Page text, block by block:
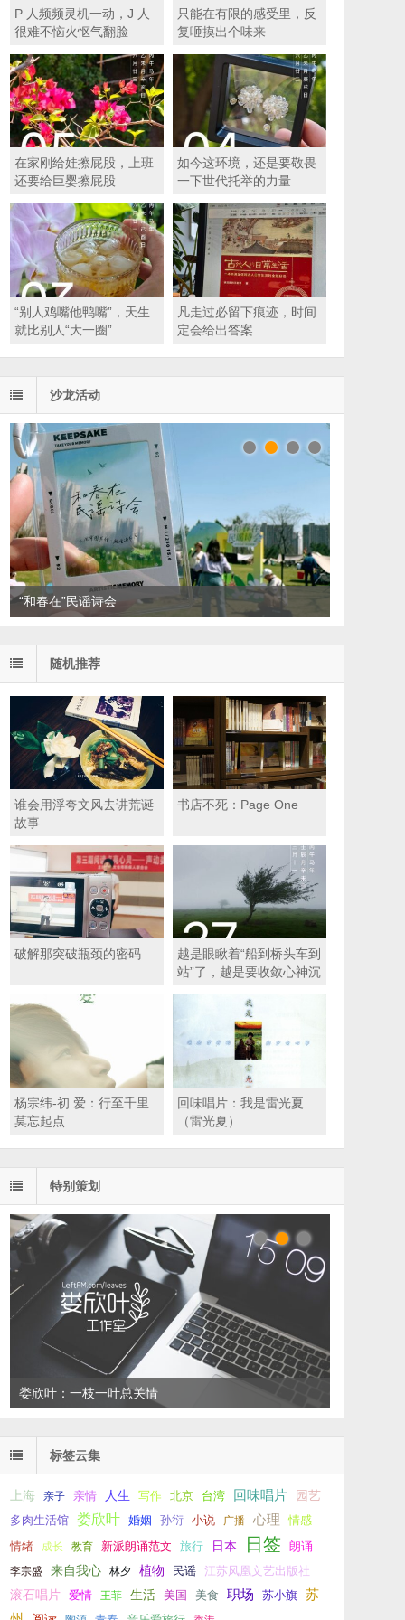
P 人频频灵机一动，J 人
很难不恼火怄气翻脸
只能在有限的感受里，反
复咂摸出个味来
在家刚给娃擦屁股，上班
还要给巨婴擦屁股
如今这环境，还是要敬畏
一下世代托举的力量
“别人鸡嘴他鸭嘴”，天生
就比别人“大一圈”
凡走过必留下痕迹，时间
定会给出答案
沙龙活动
“和春在”民谣诗会
读家书单：悦读，散散班味
随机推荐
谁会用浮夸文风去讲荒诞
故事
书店不死：Page One
破解那突破瓶颈的密码
越是眼瞅着“船到桥头车到
站”了，越是要收敛心神沉
杨宗纬-初.爱：行至千里
莫忘起点
回味唱片：我是雷光夏
（雷光夏）
特别策划
娄欣叶：一枝一叶总关情
左叔：一生中还有多少个你
标签云集
上海 亲子 亲情 人生 写作 北京 台湾 回味唱片 园艺
多肉生活馆 娄欣叶 婚姻 孙衍 小说 广播 心理 情感
情绪 成长 教育 新派朗诵范文 旅行 日本 日签 朗诵
李宗盛 来自我心 林夕 植物 民谣
江苏凤凰文艺出版社
滚石唱片
爱情 王菲 生活 美国 美食 职场 苏小旗
苏